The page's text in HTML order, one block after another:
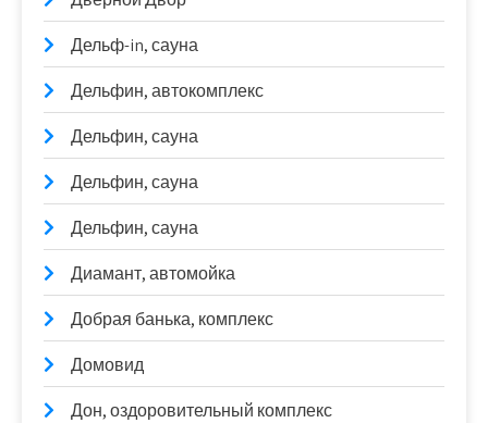
Дельф-in, сауна
Дельфин, автокомплекс
Дельфин, сауна
Дельфин, сауна
Дельфин, сауна
Диамант, автомойка
Добрая банька, комплекс
Домовид
Дон, оздоровительный комплекс